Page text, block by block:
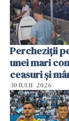
Percheziții
unei mari
ceasuri și
30 IULIE 2026